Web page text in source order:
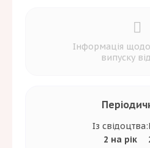
Інформація
випуску
Із свідоцтва:
2 на рік